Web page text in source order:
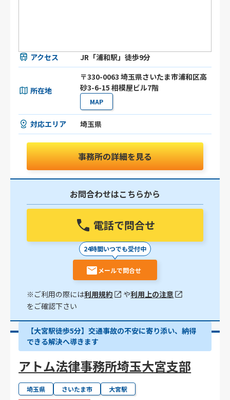
アクセス JR「浦和駅」徒歩9分
所在地
〒330-0063 埼玉県さいたま市浦和区高
砂3-6-15 相模屋ビル7階
MAP
対応エリア 埼玉県
事務所の詳細を見る
お問合わせはこちらから
電話で問合せ
24時間いつでも受付中
メールで問合せ
※ご利用の際には利用規約 や利用上の注意
をご確認下さい
【大宮駅徒歩5分】交通事故の不安に寄り添い、納得
できる解決へ導きます
アトム法律事務所埼玉大宮支部
埼玉県 さいたま市 大宮駅